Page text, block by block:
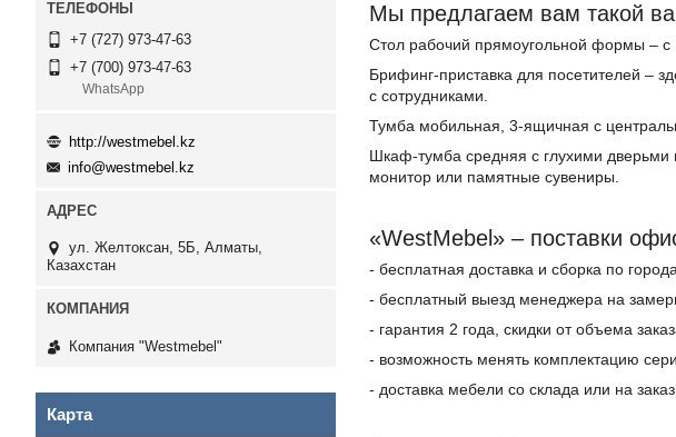
Мы предлагаем вам такой
Стол рабочий прямоугольной формы – с
Брифинг-приставка для посетителей –
с сотрудниками.
Тумба мобильная, 3-ящичная с
Шкаф-тумба средняя с глухими дверьми
монитор или памятные сувениры.
«WestMebel» – поставки
- бесплатная доставка и сборка по
- бесплатный выезд менеджера на
- гарантия 2 года, скидки от объема
- возможность менять комплектацию
- доставка мебели со склада или на
+7 (727) 973-47-63
+7 (700) 973-47-63
WhatsApp
http://westmebel.kz
info@westmebel.kz
ул. Желтоксан, 5Б, Алматы,
Казахстан
Компания "Westmebel"
Карта